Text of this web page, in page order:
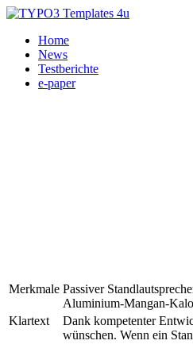
Home
News
Testberichte
e-paper
Merkmale Passiver
Aluminium-Mangan-
Klartext
Dank kompetenter
wünschen. Wenn ein